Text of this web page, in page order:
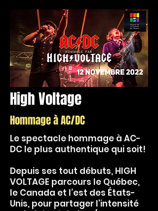
High Voltage
Hommage à AC/DC
Le spectacle hommage à AC-
DC le plus authentique qui soit!
Depuis ses tout débuts, HIGH
VOLTAGE parcours le Québec,
le Canada et l’est des États-
Unis, pour partager l’intensité